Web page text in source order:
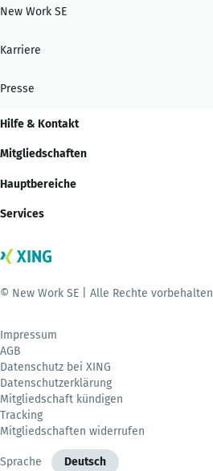
New Work SE
Karriere
Presse
Hilfe & Kontakt
Mitgliedschaften
Hauptbereiche
Services
© New Work SE | Alle Rechte vorbehalten
Impressum
AGB
Datenschutz bei XING
Datenschutzerklärung
Mitgliedschaft kündigen
Tracking
Mitgliedschaften widerrufen
Sprache Deutsch